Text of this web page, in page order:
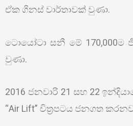
ඒක ගිනස් වාර්තාවක් වුණා.
ටොයෝටා සනී මේ 170,000ම
වුණා.
2016 ජනවාරි 21 සහ 22
“Air Lift” චිත්‍රපටය ජනගත